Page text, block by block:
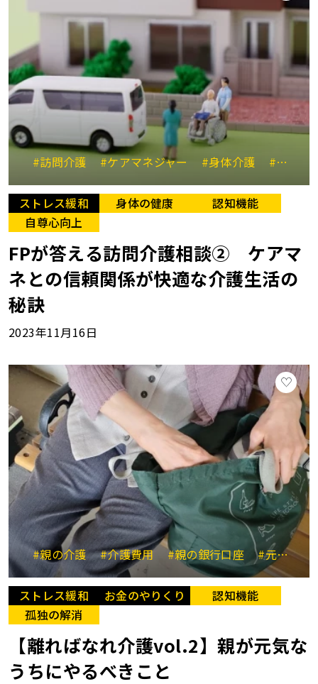
#訪問介護 #ケアマネジャー #身体介護 #生活援助
ストレス緩和 身体の健康
認知機能
自尊心向上
FPが答える訪問介護相談② ケアマ
ネとの信頼関係が快適な介護生活の
秘訣
2023年11月16日
#親の介護 #介護費用 #親の銀行口座 #元気なうちに
ストレス緩和 お金のやりくり
認知機能
孤独の解消
【離ればなれ介護vol.2】親が元気な
うちにやるべきこと